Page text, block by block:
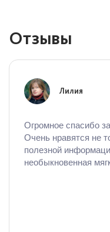
Отзывы
Лилия
Огромное спасибо
Очень нравятся не
полезной
необыкновенная